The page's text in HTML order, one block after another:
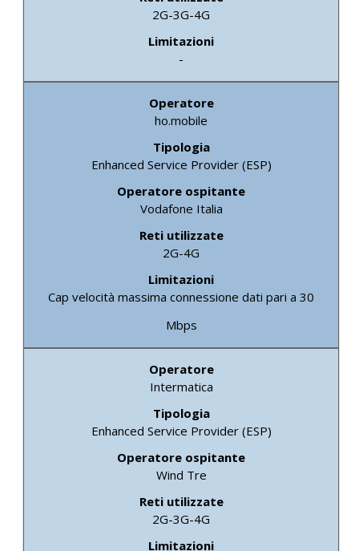
2G-3G-4G
-
ho.mobile
Enhanced Service Provider (ESP)
Vodafone Italia
2G-4G
Cap velocità massima connessione dati pari a 30
Mbps
Intermatica
Enhanced Service Provider (ESP)
Wind Tre
2G-3G-4G